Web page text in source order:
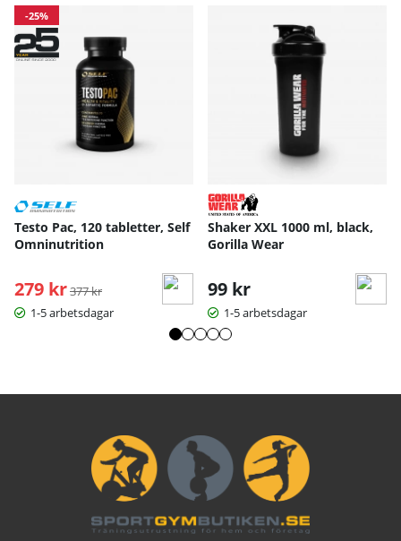
-25%
Testo Pac, 120 tabletter, Self
Omninutrition
279 kr Ordinarie pris:
377 kr
1-5 arbetsdagar
Shaker XXL 1000 ml, black,
Gorilla Wear
99 kr
1-5 arbetsdagar